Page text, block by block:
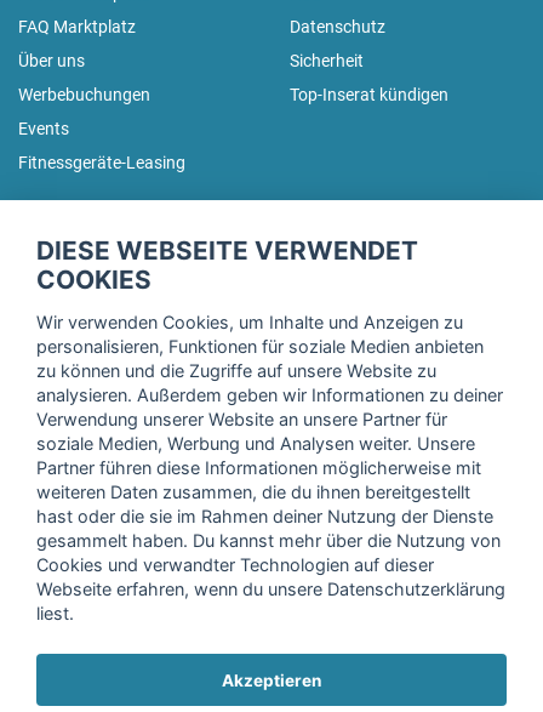
FAQ Marktplatz
Über uns
Werbebuchungen
Events
Fitnessgeräte-Leasing
Datenschutz
Sicherheit
Top-Inserat kündigen
Trage dich hier für unseren Newsletter ein und erhalte regelmäßig
Ich stimme der Verarbeitung meiner Daten, wie in der
Einwilligungserklärungder fitnessmarkt.de services GmbH
beschrieben, zu und bestätige, dass ich das 16. Lebensjahr
vollendet habe. Ich kann diese Einwilligung jederzeit mit
Wirkung für die Zukunft widerrufen. Weitere Informationen
finden Sie in unsererDatenschutzerklärung.
DIESE WEBSEITE VERWENDET
COOKIES
Wir verwenden Cookies, um Inhalte und Anzeigen zu
personalisieren, Funktionen für soziale Medien anbieten
zu können und die Zugriffe auf unsere Website zu
analysieren. Außerdem geben wir Informationen zu deiner
Verwendung unserer Website an unsere Partner für
soziale Medien, Werbung und Analysen weiter. Unsere
Partner führen diese Informationen möglicherweise mit
weiteren Daten zusammen, die du ihnen bereitgestellt
hast oder die sie im Rahmen deiner Nutzung der Dienste
gesammelt haben. Du kannst mehr über die Nutzung von
Cookies und verwandter Technologien auf dieser
Webseite erfahren, wenn du unsere Datenschutzerklärung
liest.
Akzeptieren